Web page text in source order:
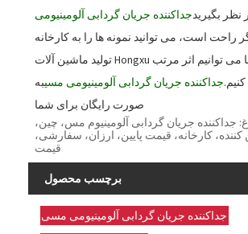
نظر بگیریدجداکننده جریان گردابی آلومینیومی
راحت است، می توانید نمونه ها را به کارخانه
تولید ماشین آلات Hongxu ارسال کنید و ما می توانیم اثر مرتب
جداکننده جریان گردابی آلومینیومی مسیبه
صورت رایگان برای شما
جداکننده جریان گردابی آلومینیوم مس، چین،
کننده، کارخانه، قیمت پایین، ارزان، سفارشی،
قیمت
برچسب محصول
جداکننده جریان گردابی آلومینیومی مسی